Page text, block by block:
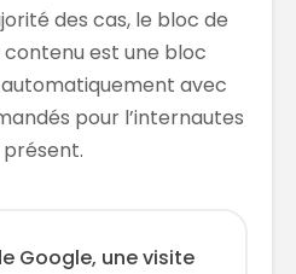
des cas, le bloc de
est une bloc
avec
pour l’internautes
Google, une visite